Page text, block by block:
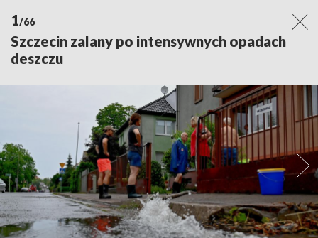
1/66
Szczecin zalany po intensywnych opadach
deszczu